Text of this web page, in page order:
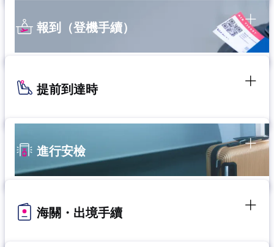
報到（登機手續）
提前到達時
進行安檢
海關・出境手續